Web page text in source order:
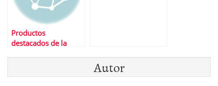
Productos
destacados de la
Autor